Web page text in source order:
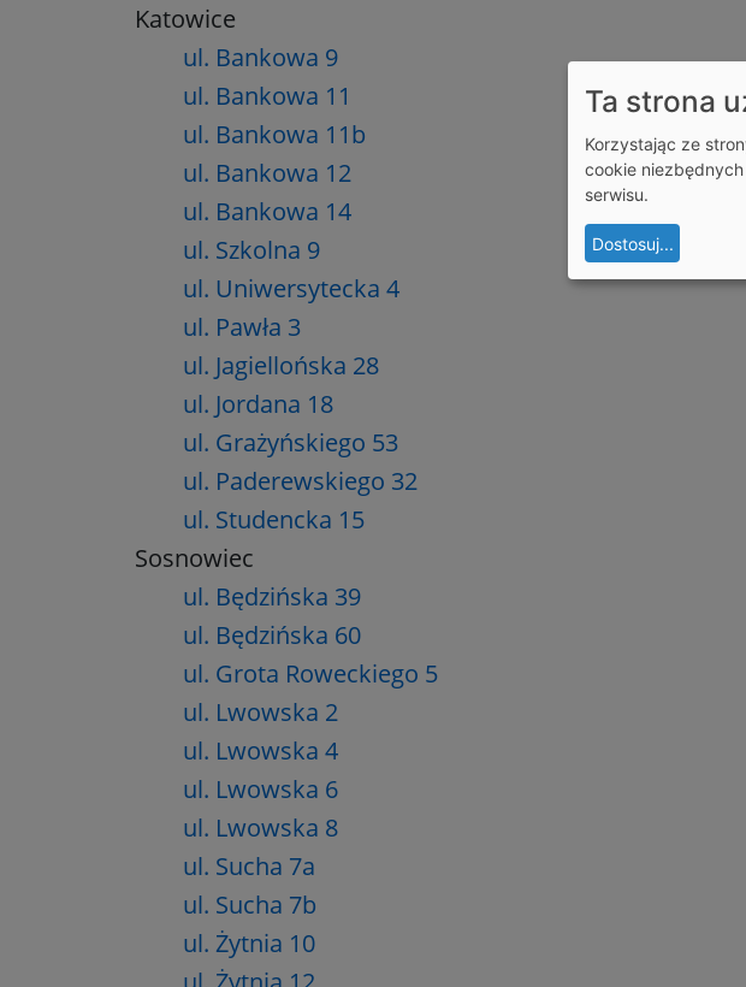
Katowice
ul. Bankowa 9
ul. Bankowa 11
ul. Bankowa 11b
ul. Bankowa 12
ul. Bankowa 14
ul. Szkolna 9
ul. Uniwersytecka 4
ul. Pawła 3
ul. Jagiellońska 28
ul. Jordana 18
ul. Grażyńskiego 53
ul. Paderewskiego 32
ul. Studencka 15
Sosnowiec
ul. Będzińska 39
ul. Będzińska 60
ul. Grota Roweckiego 5
ul. Lwowska 2
ul. Lwowska 4
ul. Lwowska 6
ul. Lwowska 8
ul. Sucha 7a
ul. Sucha 7b
ul. Żytnia 10
Ta strona
Korzystając ze
cookie niezbędnych
serwisu.
Dostosuj...